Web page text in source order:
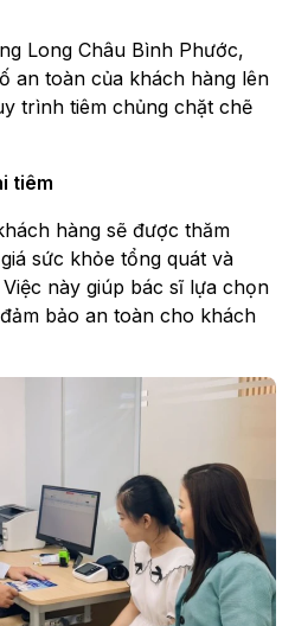
Long Châu Bình Phước,
an toàn của khách hàng lên
trình tiêm chủng chặt chẽ
tiêm
hàng sẽ được thăm
sức khỏe tổng quát và
này giúp bác sĩ lựa chọn
bảo an toàn cho khách